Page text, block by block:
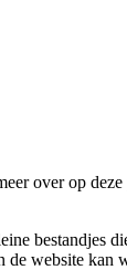
over op deze
bestandjes
de website kan